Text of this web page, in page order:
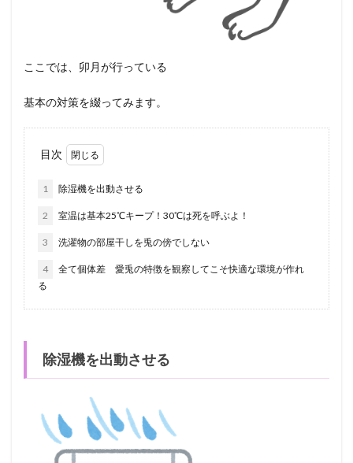
ここでは、卯月が行っている
基本の対策を綴ってみます。
目次
1 除湿機を出動させる
2 室温は基本25℃キープ！30℃は死を呼ぶよ！
3 洗濯物の部屋干しを兎の傍でしない
4
全て個体差 愛兎の特徴を観察してこそ快適な環境が作れ
る
除湿機を出動させる